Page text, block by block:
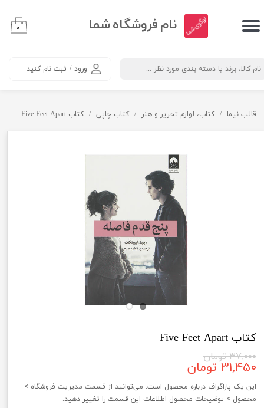
ورود / ثبت نام کنید
حساب کاربری من
۰ ​نام فروشگاه شما
قالب نیما کتاب، لوازم تحریر و هنر کتاب چاپی کتاب Five Feet Apart
کتاب Five Feet Apart
۳۷,۰۰۰ تومان
۳۱,۴۵۰ تومان
این یک پاراگراف درباره محصول است. می‌توانید از قسمت مدیریت فروشگاه >
محصول > توضیحات محصول اطلاعات این قسمت را تغییر دهید.